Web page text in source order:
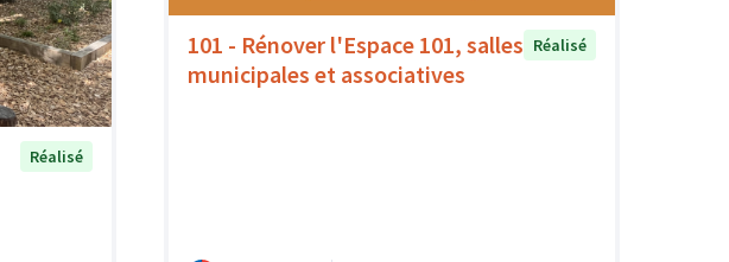
Réalisé
101 - Rénover l'Espace 101, salles
municipales et associatives
Réalisé